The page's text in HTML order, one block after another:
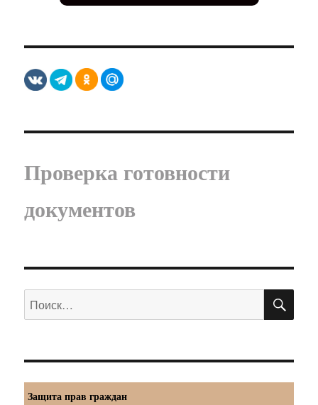
Проверка готовности
документов
Искать:
Защита прав граждан